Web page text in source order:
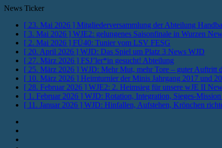
News Ticker
[ 23. Mai 2026 ] Mitgliederversammlung der Abteilung
[ 3. Mai 2026 ] WJE2: gelungenes Saisonfinale in Wurzen
[ 2. Mai 2026 ] FÜ40: Tunier vom LSV FESG
[ 20. April 2026 ] WJD: Das Spiel um Platz 3 News WJD
[ 27. März 2026 ] FSJ’ler*in gesucht! Abteilung
[ 25. März 2026 ] WJD: Mehr Mut, mehr Tore – guter Auftritt
[ 10. März 2026 ] Heimturnier der Minis Jahrgang 2017 und
[ 28. Februar 2026 ] WJE2: 2. Heimsieg für unsere wJE II
[ 1. Februar 2026 ] WJD: Rotation, Integration, Sieges-Mission
[ 11. Januar 2026 ] WJD: Hinfallen, Aufstehen, Krönchen